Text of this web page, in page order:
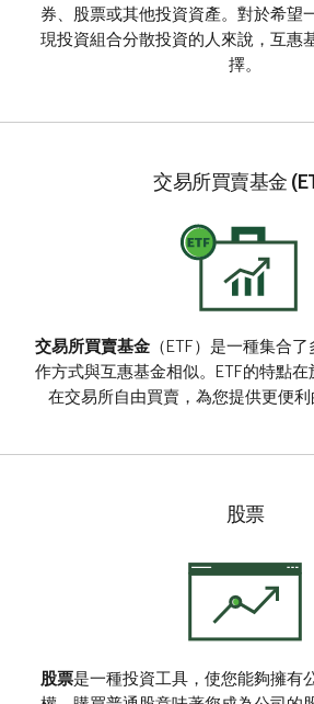
券、股票或其他投資資產。對於希望
現投資組合分散投資的人來說，互惠
擇。
交易所買賣基金
交易所買賣基金（ETF）是一種集合
作方式與互惠基金相似。ETF的特點
在交易所自由買賣，為您提供更便利
股票
股票是一種投資工具，使您能夠擁有